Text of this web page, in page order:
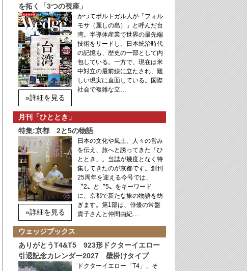
を拓く「3つの視座」
»詳細を見る
かつてポルトガル人が「フォル
モサ（麗しの島）」と呼んだ台
湾。半導体産業で世界の最先端
技術をリードし、日本統治時代
の記憶も、歴史の一部として内
包している。一方で、現在は米
中対立の最前線に立たされ、難
しい現実に直面している。国際
社会で複雑な立…
月刊「ひととき」
特集:京都 2と5の物語
»詳細を見る
日本の文化や風土、人々の営み
を伝え、旅へと誘ってきた「ひ
ととき」。当誌が幾度となく特
集してきたのが京都です。創刊
25周年を迎える今号では、
〝2〟と〝5〟をキーワード
に、京都で新たな旅の物語を紡
ぎます。第1部は、俳優の常盤
貴子さんと仲間由紀…
ウェッジブックス
ありがとうT4&T5 923形ドクターイエロー
引退記念カレンダー2027 壁掛けタイプ
ドクターイエロー「T4」、そ